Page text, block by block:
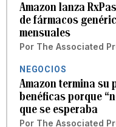
Amazon lanza
de fármacos
mensuales
Por The Associated
NEGOCIOS
Amazon termina su
benéficas porque
que se esperaba
Por The Associated